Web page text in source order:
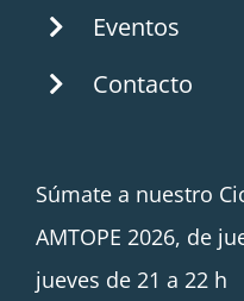
Eventos
Contacto
Súmate a nuestro
AMTOPE 2026, de
jueves de 21 a 22 h